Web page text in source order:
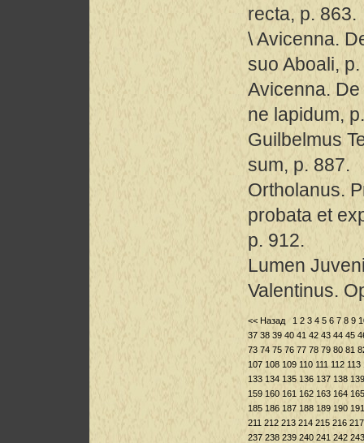
recta, p. 863.
\ Avicenna.
suo Aboali,
Avicenna.
ne lapidum,
Guilbelmus
sum, p. 887.
Ortholanus.
probata et
p. 912.
Lumen
Valentinus.
<< Назад 1 2 3 4 5 6 7 8 9
37 38 39 40 41 42 43 44 45
73 74 75 76 77 78 79 80 81
107 108 109 110 111 112 113
133 134 135 136 137 138 139
159 160 161 162 163 164 165
185 186 187 188 189 190 191
211 212 213 214 215 216 217
237 238 239 240 241 242 243